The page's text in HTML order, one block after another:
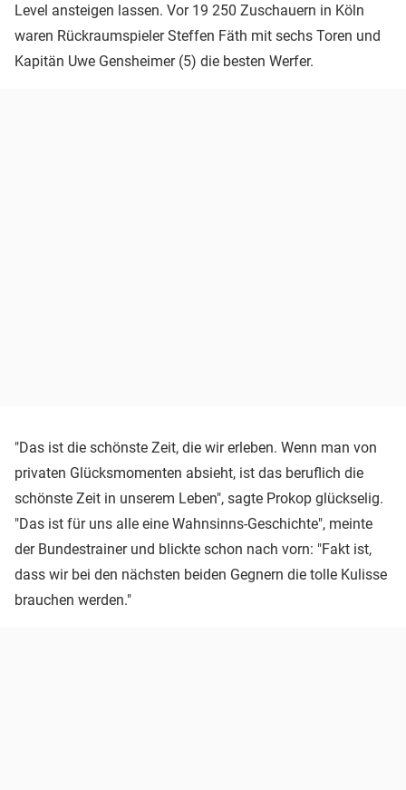
Level ansteigen lassen. Vor 19 250 Zuschauern in Köln
waren Rückraumspieler Steffen Fäth mit sechs Toren und
Kapitän Uwe Gensheimer (5) die besten Werfer.
"Das ist die schönste Zeit, die wir erleben. Wenn man von
privaten Glücksmomenten absieht, ist das beruflich die
schönste Zeit in unserem Leben", sagte Prokop glückselig.
"Das ist für uns alle eine Wahnsinns-Geschichte", meinte
der Bundestrainer und blickte schon nach vorn: "Fakt ist,
dass wir bei den nächsten beiden Gegnern die tolle Kulisse
brauchen werden."